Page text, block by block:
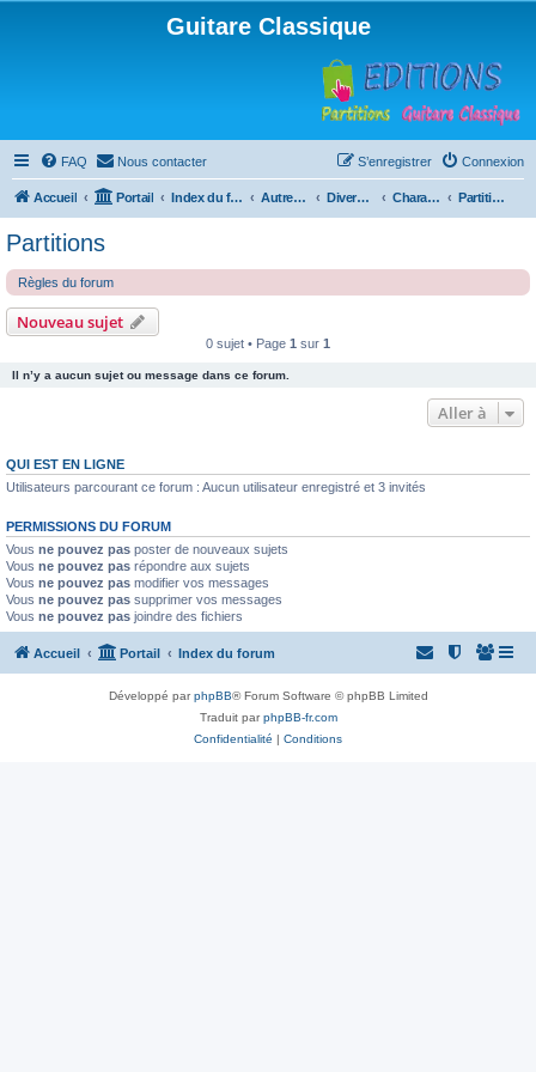
Guitare Classique
FAQ Nous contacter Connexion
S’enregistrer
Accueil Portail Index du forum Autres instruments à cordes pincées, ou styles Divers instruments Charango Partitions
Partitions
Règles du forum
Nouveau sujet
0 sujet • Page 1 sur 1
Il n’y a aucun sujet ou message dans ce forum.
Aller à
QUI EST EN LIGNE
Utilisateurs parcourant ce forum : Aucun utilisateur enregistré et 3 invités
PERMISSIONS DU FORUM
Vous ne pouvez pas poster de nouveaux sujets
Vous ne pouvez pas répondre aux sujets
Vous ne pouvez pas modifier vos messages
Vous ne pouvez pas supprimer vos messages
Vous ne pouvez pas joindre des fichiers
Accueil Portail Index du forum
Développé parphpBB® Forum Software © phpBB Limited
Traduit parphpBB-fr.com
Confidentialité | Conditions